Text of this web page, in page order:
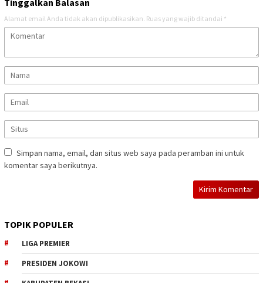
Alamat email Anda tidak akan dipublikasikan. Ruas yang wajib ditandai *
Simpan nama, email, dan situs web saya pada peramban ini untuk
komentar saya berikutnya.
TOPIK POPULER
LIGA PREMIER
PRESIDEN JOKOWI